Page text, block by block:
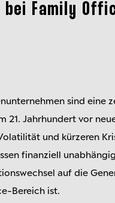
Family
sind
21. Jahrhundert vor
und kürzeren
finanziell
auf die
Bereich ist.